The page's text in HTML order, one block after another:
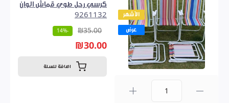
الأشهر
عرض
كرسي رحل طوي قماش الوان
9261132
₪35.00
-14%
₪30.00
اضافة للسلة